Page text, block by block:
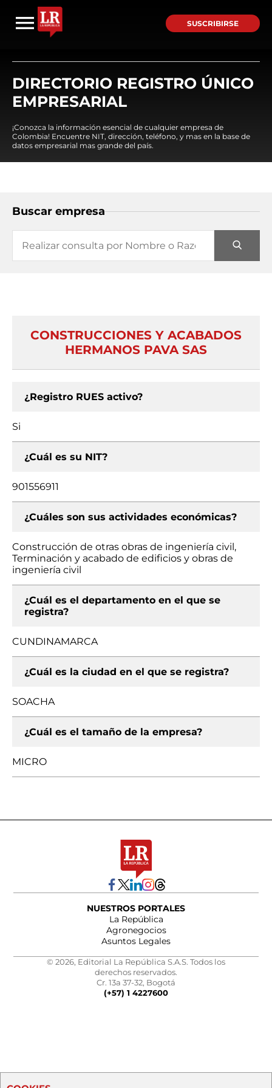
SUSCRIBIRSE
DIRECTORIO REGISTRO ÚNICO
EMPRESARIAL
¡Conozca la información esencial de cualquier empresa de
Colombia! Encuentre NIT, dirección, teléfono, y mas en la base de
datos empresarial mas grande del país.
Buscar empresa
CONSTRUCCIONES Y ACABADOS
HERMANOS PAVA SAS
¿Registro RUES activo?
Si
¿Cuál es su NIT?
901556911
¿Cuáles son sus actividades económicas?
Construcción de otras obras de ingeniería civil,
Terminación y acabado de edificios y obras de
ingeniería civil
¿Cuál es el departamento en el que se
registra?
CUNDINAMARCA
¿Cuál es la ciudad en el que se registra?
SOACHA
¿Cuál es el tamaño de la empresa?
MICRO
NUESTROS PORTALES
La República
Agronegocios
Asuntos Legales
© 2026, Editorial La República S.A.S. Todos los
derechos reservados.
Cr. 13a 37-32, Bogotá
(+57) 1 4227600